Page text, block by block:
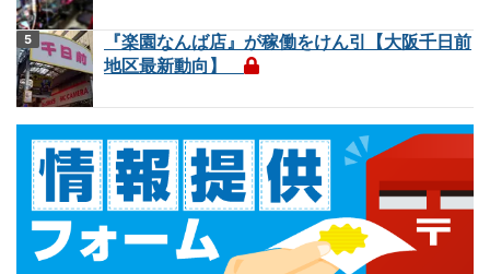
『楽園なんば店』が稼働をけん引【大阪千日前
地区最新動向】